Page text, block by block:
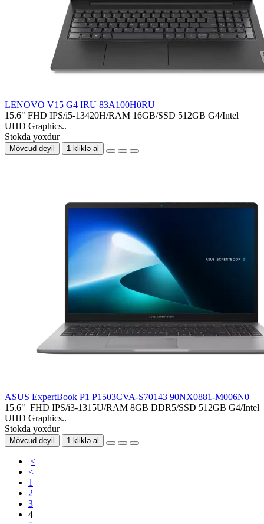
LENOVO V15 G4 IRU 83A100H0RU
15.6" FHD IPS/i5-13420H/RAM 16GB/SSD 512GB G4/Intel
UHD Graphics..
Stokda yoxdur
Mövcud deyil 1 kliklə al
ASUS ExpertBook P1 P1503CVA-S70143 90NX0881-M006N0
15.6" FHD IPS/i3-1315U/RAM 8GB DDR5/SSD 512GB G4/Intel
UHD Graphics..
Stokda yoxdur
Mövcud deyil 1 kliklə al
|<
<
1
2
3
4